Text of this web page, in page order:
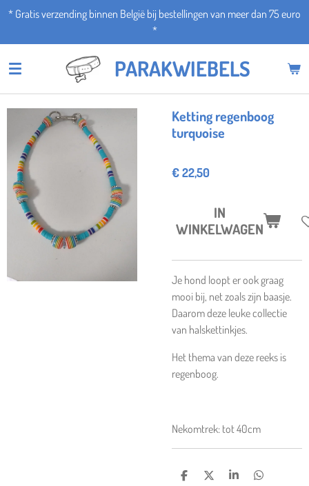
Ga
naar
de
PARAKWIEBELS
* Gratis verzending binnen België bij bestellingen van meer dan 75 euro
*
Ketting regenboog
turquoise
€ 22,50
IN
WINKELWAGEN
Je hond loopt er ook graag
mooi bij, net zoals zijn baasje.
Daarom deze leuke collectie
van halskettinkjes.
Het thema van deze reeks is
regenboog.
Nekomtrek: tot 40cm
D
D
S
D